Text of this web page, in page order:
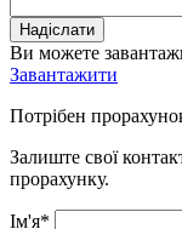
Надіслати
Ви можете
Завантажити
Потрібен
Залиште свої
прорахунку.
Ім'я*